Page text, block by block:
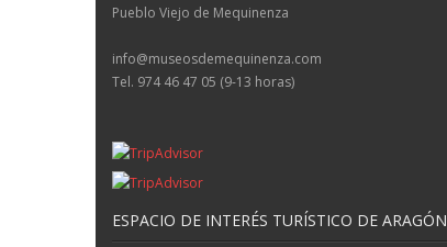
Pueblo Viejo de Mequinenza
info@museosdemequinenza.com
Tel. 974 46 47 05 (9-13 horas)
ESPACIO DE INTERÉS TURÍSTICO DE ARAGÓN